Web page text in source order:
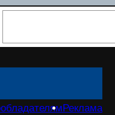
Реклама